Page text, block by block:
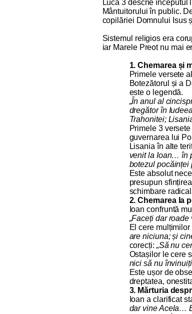
Luca 3 descrie
Mântuitorului în public.
copilăriei Domnului Isus
Sistemul religios era
iar Marele Preot nu mai
1. Chemarea și
Primele versete
Botezătorul și a
este o legendă.
„În anul al
dregător în
Trahonitei;
Primele 3
guvernarea lui
Lisania în alte
venit la Ioan… în
botezul pocăinței
Este absolut
presupun
schimbare
2. Chemarea la
Ioan confruntă
„Faceți dar
El cere
are niciuna; și
corecți: „Să nu
Ostașilor le cere
nici să nu
Este ușor de
dreptatea,
3. Mărturia
Ioan a clarificat
dar vine Acela…